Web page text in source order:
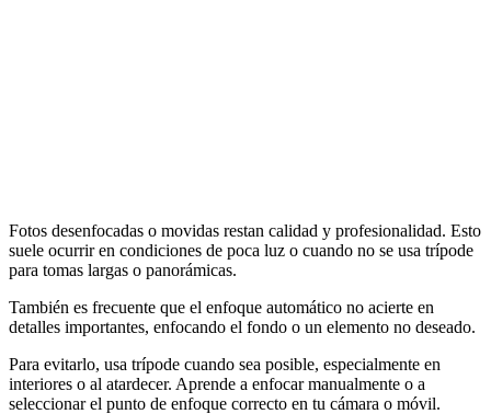
Fotos desenfocadas o movidas restan calidad y profesionalidad. Esto
suele ocurrir en condiciones de poca luz o cuando no se usa trípode
para tomas largas o panorámicas.
También es frecuente que el enfoque automático no acierte en
detalles importantes, enfocando el fondo o un elemento no deseado.
Para evitarlo, usa trípode cuando sea posible, especialmente en
interiores o al atardecer. Aprende a enfocar manualmente o a
seleccionar el punto de enfoque correcto en tu cámara o móvil.